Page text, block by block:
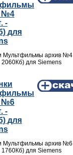
№4
-
для
Мультфильмы архив №4
для Siemens
№6
-
для
Мультфильмы архив №6
для Siemens